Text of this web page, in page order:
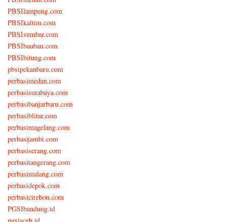
PBSIlampung.com
PBSIkaltim.com
PBSIsumbar.com
PBSIbaubau.com
PBSIbitung.com
pbsipekanbaru.com
perbasimedan.com
perbasisurabaya.com
perbasibanjarbaru.com
perbasiblitar.com
perbasimagelang.com
perbasijambi.com
perbasiserang.com
perbasitangerang.com
perbasimalang.com
perbasidepok.com
perbasicirebon.com
PGSIbandung.id